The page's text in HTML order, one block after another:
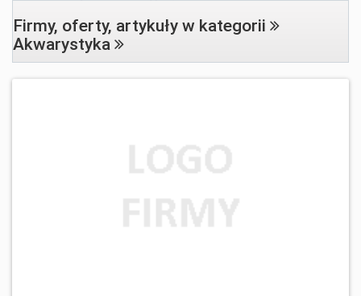
Firmy, oferty, artykuły w kategorii
Akwarystyka